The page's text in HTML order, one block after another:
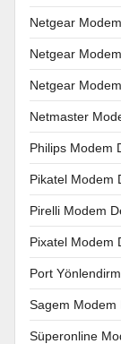
Netgear
Netgear
Netgear
Netmaster
Philips Modem
Pikatel Modem
Pirelli Modem
Pixatel Modem
Port
Sagem Modem
Süperonline